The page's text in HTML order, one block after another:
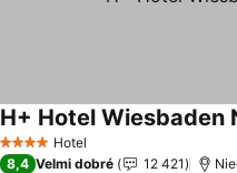
4 Počet hvězdiček
Hotel
H+ Hotel Wiesbaden
8,4 Velmi dobré 12 421